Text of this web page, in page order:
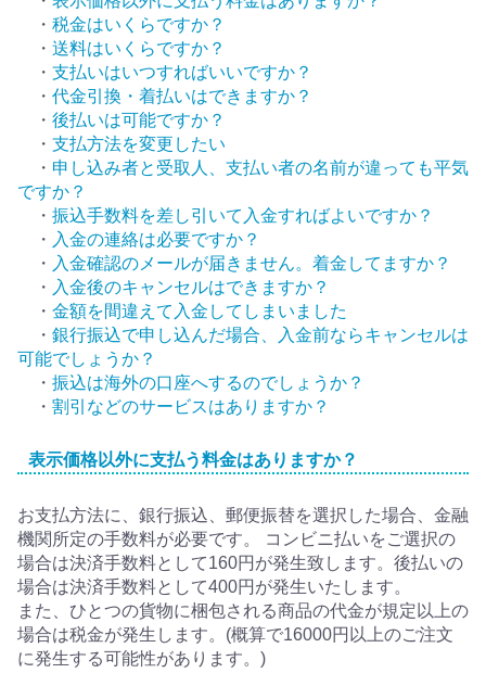
・ 税金はいくらですか？
・ 送料はいくらですか？
・ 支払いはいつすればいいですか？
・ 代金引換・着払いはできますか？
・ 後払いは可能ですか？
・ 支払方法を変更したい
・ 申し込み者と受取人、支払い者の名前が違っても平気
ですか？
・ 振込手数料を差し引いて入金すればよいですか？
・ 入金の連絡は必要ですか？
・ 入金確認のメールが届きません。着金してますか？
・ 入金後のキャンセルはできますか？
・ 金額を間違えて入金してしまいました
・ 銀行振込で申し込んだ場合、入金前ならキャンセルは
可能でしょうか？
・ 振込は海外の口座へするのでしょうか？
・ 割引などのサービスはありますか？
表示価格以外に支払う料金はありますか？
お支払方法に、銀行振込、郵便振替を選択した場合、金融
機関所定の手数料が必要です。 コンビニ払いをご選択の
場合は決済手数料として160円が発生致します。後払いの
場合は決済手数料として400円が発生いたします。
また、ひとつの貨物に梱包される商品の代金が規定以上の
場合は税金が発生します。(概算で16000円以上のご注文
に発生する可能性があります。)